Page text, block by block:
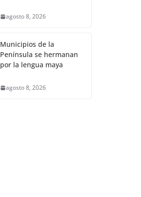
agosto 8, 2026
Municipios de la
Península se hermanan
por la lengua maya
agosto 8, 2026